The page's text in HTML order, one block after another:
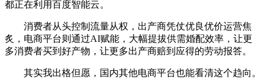
都正在利用百度智能云。
消费者从头控制流量从权，出产商凭仗优良优价运营焦
炙，电商平台则通过AI赋能，大幅提拔供需婚配效率，让更
多消费者买到好产物，让更多出产商赔到应得的劳动报答。
其实我出格但愿，国内其他电商平台也能看清这个趋向。